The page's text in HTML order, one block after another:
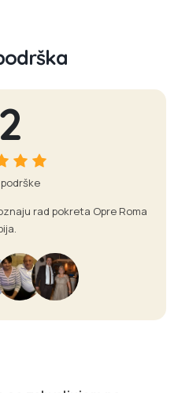
rad pokreta Opre Roma